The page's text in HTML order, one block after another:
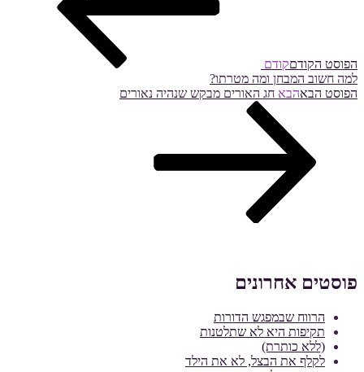
הפוסט הקודםקודם
למה חשוב המבחן ומה מטרתו?
הפוסט הבאהבא חג האורים מבקש שנהיה נאורים
פוסטים אחרונים
הרווח שבמפגש הדורות
תקיפות היא לא שתלטנות
(ללא כותרת)
לקלף את הבצל, לא את הילד